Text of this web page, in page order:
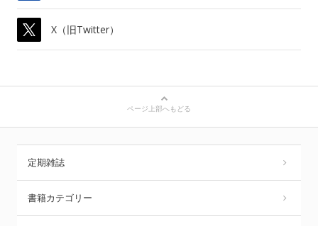
X（旧Twitter）
ページ上部へもどる
定期雑誌
書籍カテゴリー